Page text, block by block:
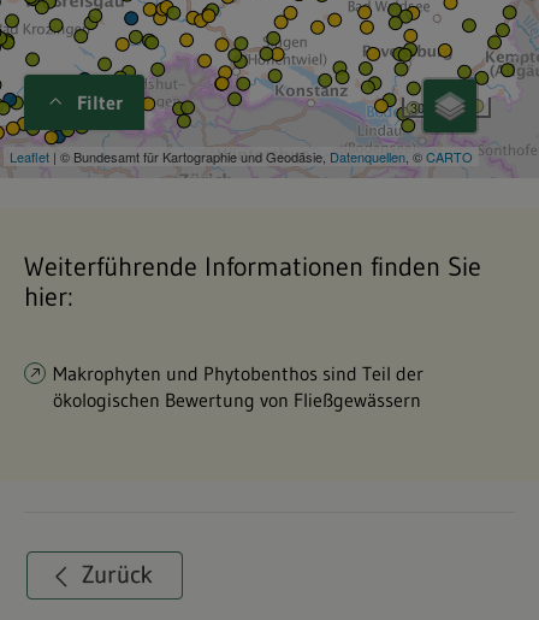
Filter
Weiterführende Informationen finden Sie
hier:
Makrophyten und Phytobenthos sind Teil der
ökologischen Bewertung von Fließgewässern